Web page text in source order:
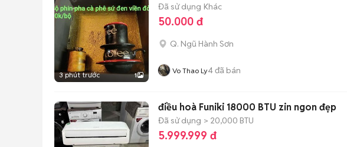
3 phút trước 1
Đã sử dụng Khác
50.000 đ
Q. Ngũ Hành Sơn
Vo Thao Ly4đã bán
điều hoà Funiki 18000 BTU zin ngon đẹp
Đã sử dụng > 20,000 BTU
5.999.999 đ